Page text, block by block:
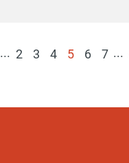
... 2 3 4
5
6 7 ...